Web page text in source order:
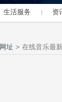
生活服务 资
网址 > 在线音乐最